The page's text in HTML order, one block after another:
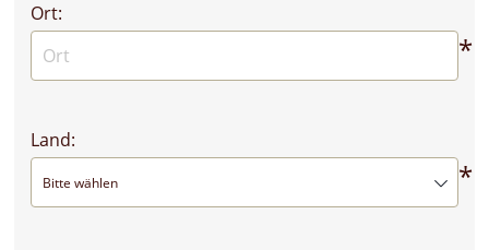
Ort:
*
Land:
Bitte wählen *